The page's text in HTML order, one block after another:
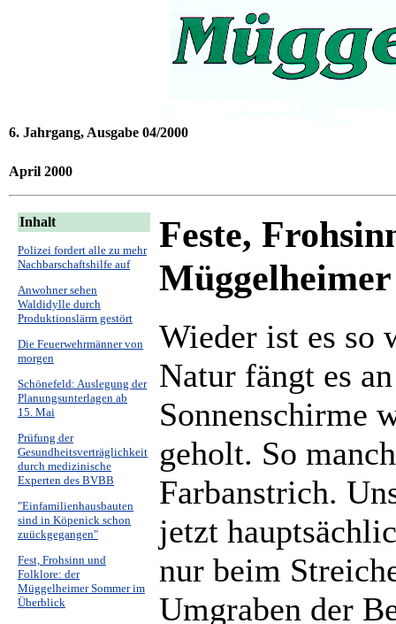
6. Jahrgang, Ausgabe 04/2000
April 2000
Inhalt
Polizei fordert alle zu mehr
Nachbarschaftshilfe auf
Anwohner sehen
Waldidylle durch
Produktionslärm gestört
Die Feuerwehrmänner von
morgen
Schönefeld: Auslegung der
Planungsunterlagen ab
15. Mai
Prüfung der
Gesundheitsverträglichkeit
durch medizinische
Experten des BVBB
"Einfamilienhausbauten
sind in Köpenick schon
zuückgegangen"
Fest, Frohsinn und
Folklore: der
Müggelheimer Sommer im
Überblick
Feste,
Wieder ist es so
Natur fängt es
Sonnenschirme
geholt. So
Farbanstrich.
jetzt
nur beim
Umgraben der